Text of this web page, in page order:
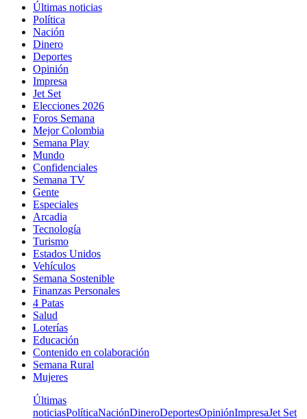
Últimas noticias
Política
Nación
Dinero
Deportes
Opinión
Impresa
Jet Set
Elecciones 2026
Foros Semana
Mejor Colombia
Semana Play
Mundo
Confidenciales
Semana TV
Gente
Especiales
Arcadia
Tecnología
Turismo
Estados Unidos
Vehículos
Semana Sostenible
Finanzas Personales
4 Patas
Salud
Loterías
Educación
Contenido en colaboración
Semana Rural
Mujeres
Últimas
noticiasPolíticaNaciónDineroDeportesOpiniónImpresaJet Set